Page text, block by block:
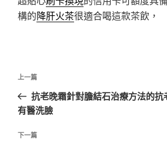
構的降肝火茶很適合喝這款茶飲，
文
導
覽
上
一
篇
章
上一篇
抗老晚霜針對膽結石治療方法的
有醫洗臉
下
下一篇